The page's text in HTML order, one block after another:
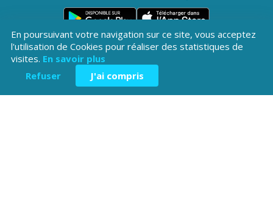
Hôtel du Département
En poursuivant votre navigation sur ce site, vous acceptez
l'utilisation de Cookies pour réaliser des statistiques de
visites. En savoir plus
Refuser
J'ai compris